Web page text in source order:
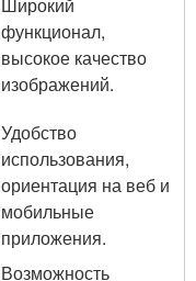
функционал,
высокое качество
изображений.
Удобство
использования,
ориентация на веб и
мобильные
приложения.
Возможность